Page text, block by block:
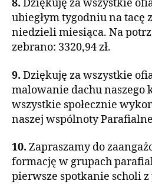
8. Dziękuję za wszystkie
ubiegłym tygodniu na tacę
niedzieli miesiąca. Na
zebrano: 3320,94 zł.
9. Dziękuję za wszystkie
malowanie dachu naszego
wszystkie społecznie
naszej wspólnoty
10. Zapraszamy do
formację w grupach
pierwsze spotkanie scholi